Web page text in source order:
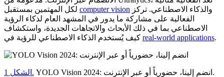
computer vision
الفعالية على مشاركة ما يدور في المشهد العام لذكاء الرؤية
الاصطناعي بما في ذلك الأبحاث والاتجاهات الجديدة، واستكشاف
real-world applications.
الشكل 1. YOLO Vision 2024: انضم إلينا، حضورياً أو عبر الإنترنت.